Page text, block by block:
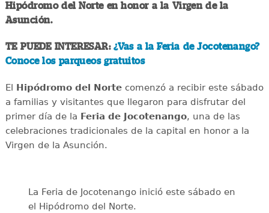
Hipódromo del Norte en honor a la Virgen de la
Asunción.
TE PUEDE INTERESAR:¿Vas a la Feria de Jocotenango?
Conoce los parqueos gratuitos
El Hipódromo del Nortecomenzó a recibir este sábado
a familias y visitantes que llegaron para disfrutar del
primer día de la Feria de Jocotenango, una de las
celebraciones tradicionales de la capital en honor a la
Virgen de la Asunción.
La Feria de Jocotenango inició este sábado en
el Hipódromo del Norte.